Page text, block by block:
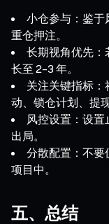
小仓参与：鉴于
重仓押注。
长期视角优先：
长至 2–3 年。
关注关键指标
动、锁仓计划、提
风控设置：设
出局。
分散配置：不要
项目中。
五、总结